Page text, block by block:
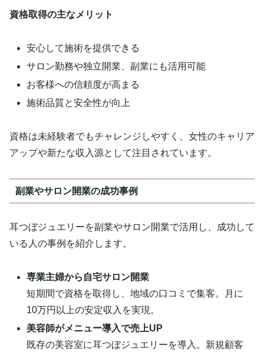
資格取得の主なメリット
安心して施術を提供できる
サロン勤務や独立開業、副業にも活用可能
お客様への信頼度が高まる
施術品質と安全性が向上
資格は未経験者でもチャレンジしやすく、女性のキャリア
アップや新たな収入源として注目されています。
副業やサロン開業の成功事例
耳つぼジュエリーを副業やサロン開業で活用し、成功して
いる人の事例を紹介します。
専業主婦から自宅サロン開業
短期間で資格を取得し、地域の口コミで集客。月に
10万円以上の安定収入を実現。
美容師がメニュー導入で売上UP
既存の美容室に耳つぼジュエリーを導入。新規顧客